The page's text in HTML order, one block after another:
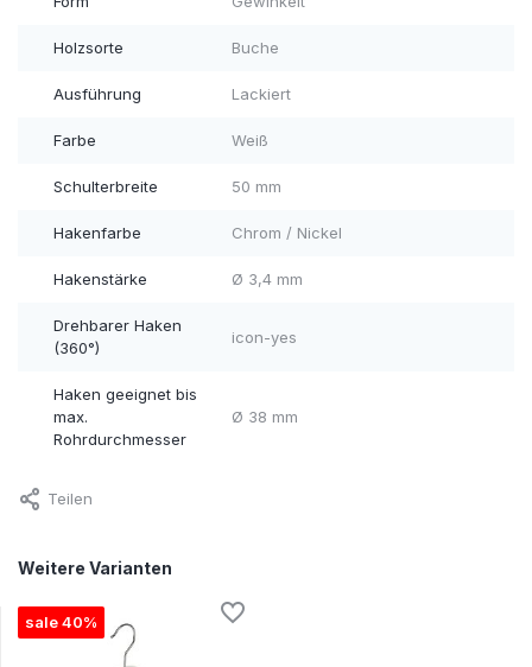
Holzsorte Buche
Ausführung Lackiert
Farbe Weiß
Schulterbreite 50 mm
Hakenfarbe Chrom / Nickel
Hakenstärke Ø 3,4 mm
Drehbarer Haken
(360°)
icon-yes
Haken geeignet bis
max.
Rohrdurchmesser
Ø 38 mm
Teilen
Weitere Varianten
sale 40%